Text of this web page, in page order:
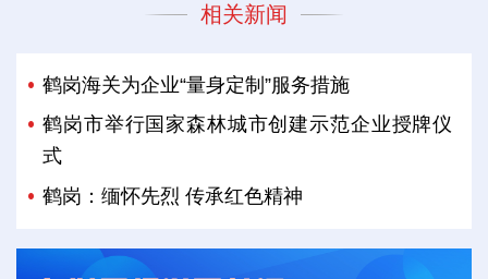
相关新闻
鹤岗海关为企业“量身定制”服务措施
鹤岗市举行国家森林城市创建示范企业授牌仪
式
鹤岗：缅怀先烈 传承红色精神